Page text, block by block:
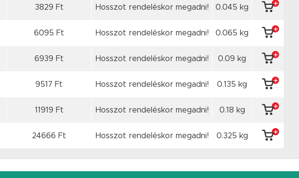
3829 Ft Hosszot rendeléskor megadni! 0.045 kg
6095 Ft Hosszot rendeléskor megadni! 0.065 kg
6939 Ft Hosszot rendeléskor megadni! 0.09 kg
9517 Ft Hosszot rendeléskor megadni! 0.135 kg
11919 Ft Hosszot rendeléskor megadni! 0.18 kg
24666 Ft Hosszot rendeléskor megadni! 0.325 kg